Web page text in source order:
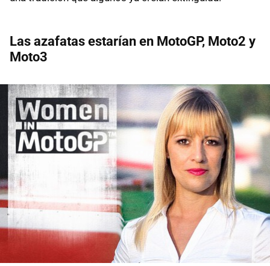
Las azafatas estarían en MotoGP, Moto2 y
Moto3